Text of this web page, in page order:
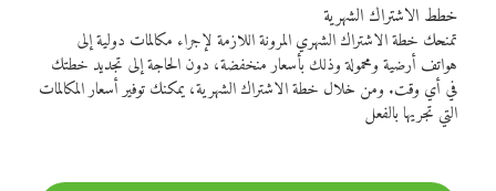
خطط الاشتراك الشهرية
تمنحك خطة الاشتراك الشهري المرونة اللازمة لإجراء مكالمات دولية إلى
هواتف أرضية ومحمولة وذلك بأسعار منخفضة، دون الحاجة إلى تجديد خطتك
في أي وقت. ومن خلال خطة الاشتراك الشهرية، يمكنك توفير أسعار المكالمات
التي تجريها بالفعل